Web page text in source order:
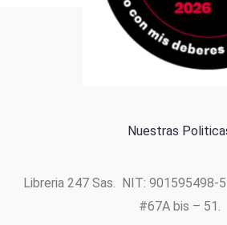
Formas de pago
Nuestras
Libreria 247 Sas. NIT: 901595498-5
#67A bis – 51.